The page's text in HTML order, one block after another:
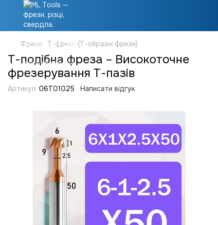
Фрези Т-фрези (Т-образні фрези)
Т-подібна фреза – Високоточне
фрезерування Т-пазів
Артикул: 06T01025 Написати відгук